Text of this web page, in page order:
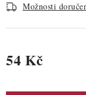
Hodnocení obchodu
Podmínky ochrany
Možnosti
54 Kč